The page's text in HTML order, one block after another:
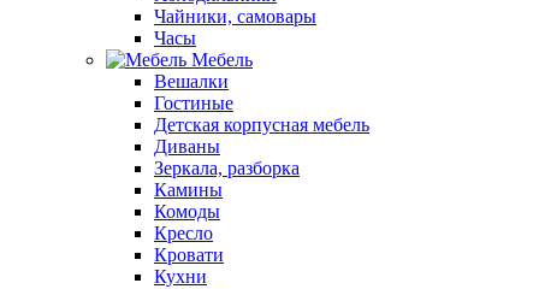
Чайники, самовары
Часы
Мебель
Вешалки
Гостиные
Детская корпусная мебель
Диваны
Зеркала, разборка
Камины
Комоды
Кресло
Кровати
Кухни